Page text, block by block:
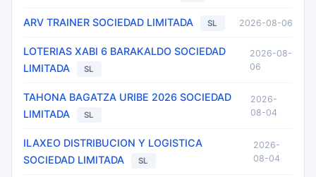
ARV TRAINER SOCIEDAD LIMITADA SL 2026-08-06
LOTERIAS XABI 6 BARAKALDO SOCIEDAD
LIMITADA
SL
2026-08-
06
TAHONA BAGATZA URIBE 2026 SOCIEDAD
LIMITADA
SL
2026-
08-04
ILAXEO DISTRIBUCION Y LOGISTICA
SOCIEDAD LIMITADA
SL
2026-
08-04